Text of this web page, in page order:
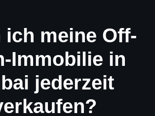
ich meine Off-
Immobilie in
jederzeit